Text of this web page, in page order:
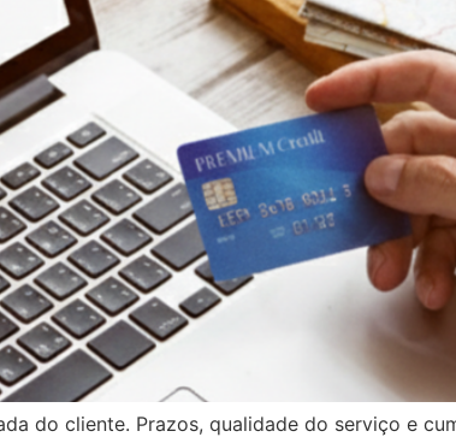
do cliente. Prazos, qualidade do serviço e